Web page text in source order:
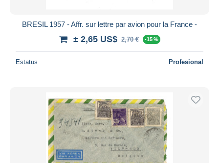
BRESIL 1957 - Affr. sur lettre par avion pour la France -
± 2,65 US$ 2,70 € -15 %
Estatus Profesional